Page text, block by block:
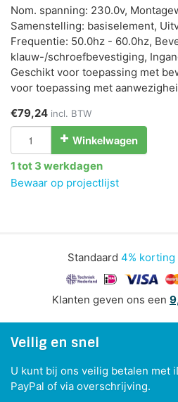
Nom. spanning: 230.0v,
Samenstelling: basiselement,
Frequentie: 50.0hz - 60.0hz,
klauw-/schroefbevestiging,
Geschikt voor toepassing met
voor toepassing met
€79,24 incl. BTW
Winkelwagen
1 tot 3 werkdagen
Bewaar op projectlijst
Standaard 4% korting
Klanten geven ons een
Veilig en snel
U kunt bij ons veilig betalen met
PayPal of via overschrijving.